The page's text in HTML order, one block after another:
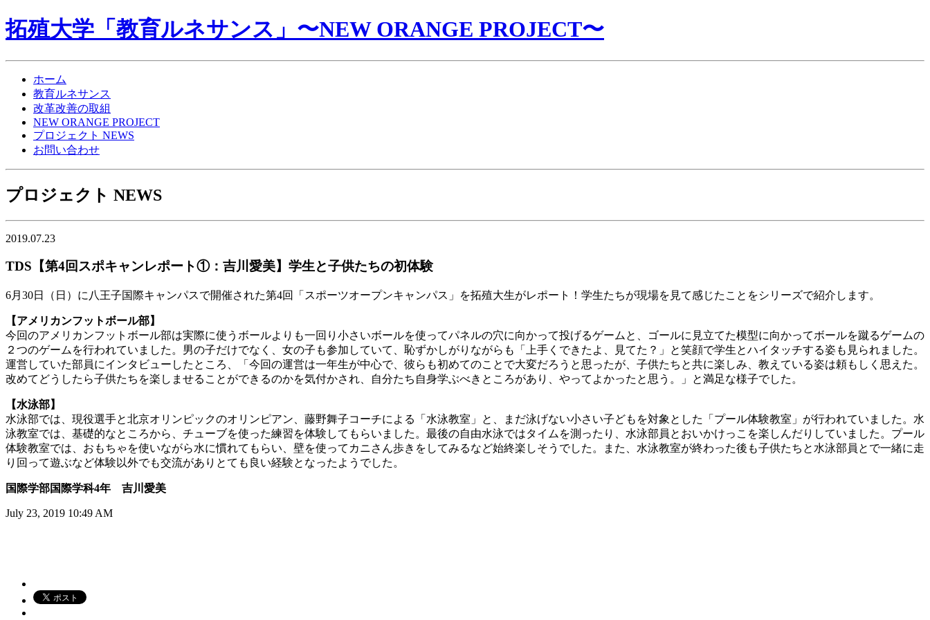
拓殖大学「教育ルネサンス」〜NEW ORANGE PROJECT〜
ホーム
教育ルネサンス
改革改善の取組
NEW ORANGE PROJECT
プロジェクト NEWS
お問い合わせ
プロジェクト NEWS
2019.07.23
TDS【第4回スポキャンレポート①：吉川愛美】学生と子供たちの初体験
6月30日（日）に八王子国際キャンパスで開催された第4回「スポーツオープンキャンパス」を拓殖大生がレポート！学生たちが現場を見て感じたことをシリーズで紹介します。
【アメリカンフットボール部】
今回のアメリカンフットボール部は実際に使うボールよりも一回り小さいボールを使ってパネルの穴に向かって投げるゲームと、ゴールに見立てた模型に向かってボールを蹴るゲームの
２つのゲームを行われていました。男の子だけでなく、女の子も参加していて、恥ずかしがりながらも「上手くできたよ、見てた？」と笑顔で学生とハイタッチする姿も見られました。
運営していた部員にインタビューしたところ、「今回の運営は一年生が中心で、彼らも初めてのことで大変だろうと思ったが、子供たちと共に楽しみ、教えている姿は頼もしく思えた。
改めてどうしたら子供たちを楽しませることができるのかを気付かされ、自分たち自身学ぶべきところがあり、やってよかったと思う。」と満足な様子でした。
【水泳部】
水泳部では、現役選手と北京オリンピックのオリンピアン、藤野舞子コーチによる「水泳教室」と、まだ泳げない小さい子どもを対象とした「プール体験教室」が行われていました。水
泳教室では、基礎的なところから、チューブを使った練習を体験してもらいました。最後の自由水泳ではタイムを測ったり、水泳部員とおいかけっこを楽しんだりしていました。プール
体験教室では、おもちゃを使いながら水に慣れてもらい、壁を使ってカニさん歩きをしてみるなど始終楽しそうでした。また、水泳教室が終わった後も子供たちと水泳部員とで一緒に走
り回って遊ぶなど体験以外でも交流がありとても良い経験となったようでした。
国際学部国際学科4年 吉川愛美
July 23, 2019 10:49 AM